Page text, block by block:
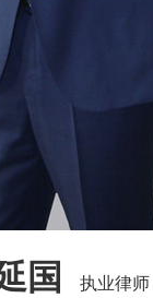
国 执业律师